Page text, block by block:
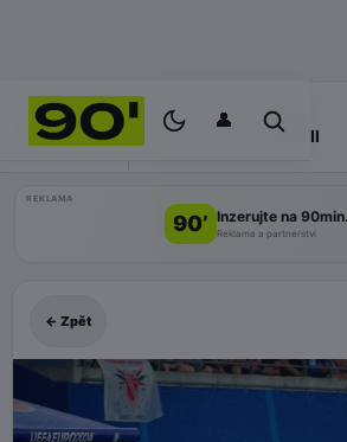
👤
PROGRAM 17:00
Slavia
Praha II
REKLAMA
90’ Inzerujte na
Reklama a partnerství
← Zpět